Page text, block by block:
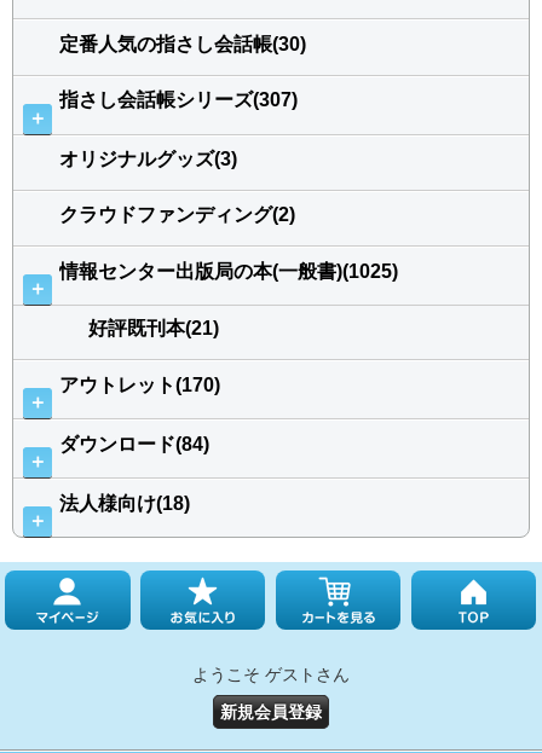
定番人気の指さし会話帳(30)
＋
指さし会話帳シリーズ(307)
オリジナルグッズ(3)
クラウドファンディング(2)
＋
情報センター出版局の本(一般書)(1025)
好評既刊本(21)
＋
アウトレット(170)
＋
ダウンロード(84)
＋
法人様向け(18)
ようこそ ゲストさん
新規会員登録